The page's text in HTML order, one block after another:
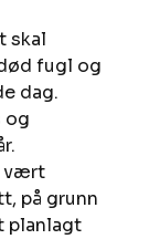
skal
fugl og
dag.
og
vært
på grunn
planlagt